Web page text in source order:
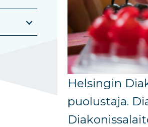
Helsingin
puolustaja.